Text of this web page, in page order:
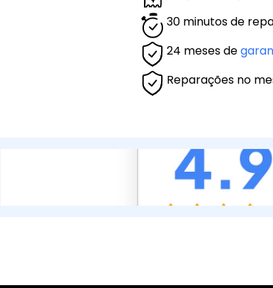
30 minutos de
24 meses de
Reparações no